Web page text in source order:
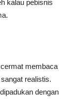
kalau pebisnis
membaca
realistis.
dengan